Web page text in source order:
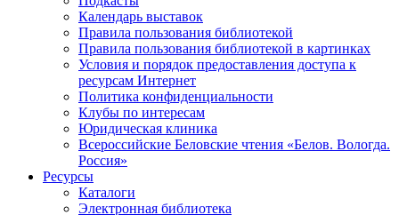
Календарь выставок
Правила пользования библиотекой
Правила пользования библиотекой в картинках
Условия и порядок предоставления доступа к
ресурсам Интернет
Политика конфиденциальности
Клубы по интересам
Юридическая клиника
Всероссийские Беловские чтения «Белов. Вологда.
Россия»
Ресурсы
Каталоги
Электронная библиотека